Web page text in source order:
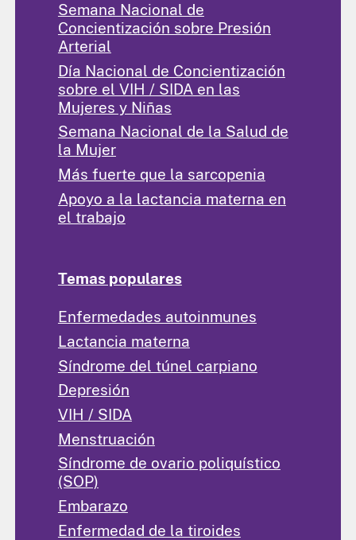
Semana Nacional de
Concientización sobre Presión
Arterial
Día Nacional de Concientización
sobre el VIH / SIDA en las
Mujeres y Niñas
Semana Nacional de la Salud de
la Mujer
Más fuerte que la sarcopenia
Apoyo a la lactancia materna en
el trabajo
Temas populares
Enfermedades autoinmunes
Lactancia materna
Síndrome del túnel carpiano
Depresión
VIH / SIDA
Menstruación
Síndrome de ovario poliquístico
(SOP)
Embarazo
Enfermedad de la tiroides